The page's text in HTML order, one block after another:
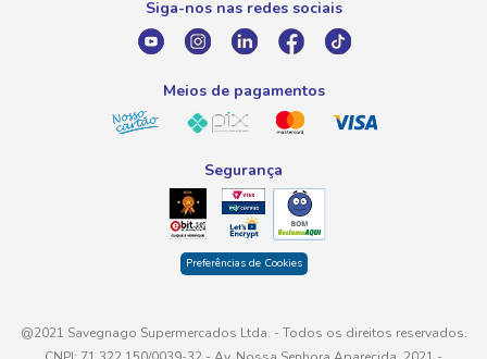
atendimento@savegnago.com.br
Siga-nos nas redes sociais
Meios de pagamentos
Segurança
Preferências de Cookies
@2021 Savegnago Supermercados Ltda. - Todos os direitos reservados.